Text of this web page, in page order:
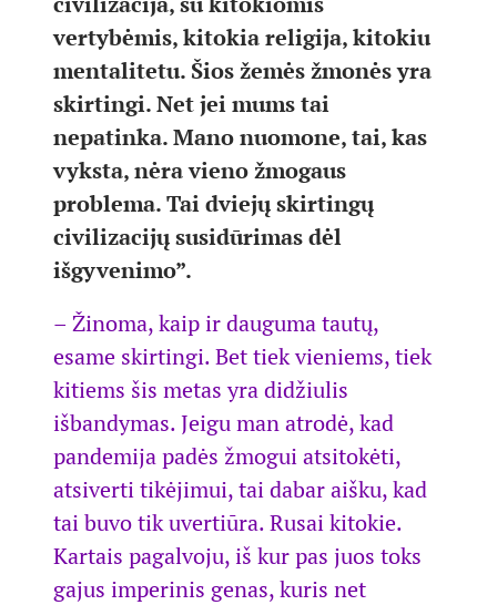
vertybėmis, kitokia religija, kitokiu
mentalitetu. Šios žemės žmonės yra
skirtingi. Net jei mums tai
nepatinka. Mano nuomone, tai, kas
vyksta, nėra vieno žmogaus
problema. Tai dviejų skirtingų
civilizacijų susidūrimas dėl
išgyvenimo”.
– Žinoma, kaip ir dauguma tautų,
esame skirtingi. Bet tiek vieniems, tiek
kitiems šis metas yra didžiulis
išbandymas. Jeigu man atrodė, kad
pandemija padės žmogui atsitokėti,
atsiverti tikėjimui, tai dabar aišku, kad
tai buvo tik uvertiūra. Rusai kitokie.
Kartais pagalvoju, iš kur pas juos toks
gajus imperinis genas, kuris net